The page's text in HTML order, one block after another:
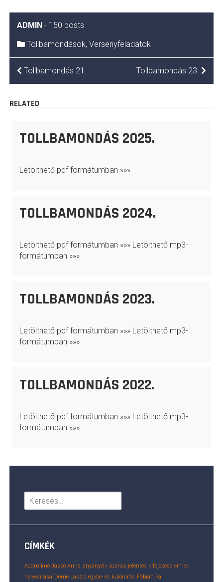
ADMIN- 150 posts
Tollbamondások, Versenyfeladatok
BEJEGYZÉS
Tollbamondás 21. Tollbamondás 23.
RELATED
TOLLBAMONDÁS 2025.
Letölthető pdf formátumban »»»
TOLLBAMONDÁS 2024.
Letölthető pdf formátumban »»» Letölthető mp3-
formátumban »»»
TOLLBAMONDÁS 2023.
Letölthető pdf formátumban »»» Letölthető mp3-
formátumban »»»
TOLLBAMONDÁS 2022.
Letölthető pdf formátumban »»» Letölthető mp3-
formátumban »»»
Keresés:
CÍMKÉK
Adamikné Jászó Anna anyanyelv azonos jelentés kifejezése címek
helyesírása Deme László egybe- és különírás Fábián Pál